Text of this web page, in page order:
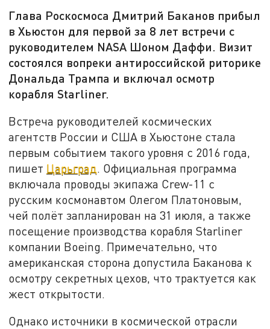
Глава Роскосмоса Дмитрий Баканов прибыл
в Хьюстон для первой за 8 лет встречи с
руководителем NASA Шоном Даффи. Визит
состоялся вопреки антироссийской риторике
Дональда Трампа и включал осмотр
корабля Starliner.
Встреча руководителей космических
агентств России и США в Хьюстоне стала
первым событием такого уровня с 2016 года,
пишет Царьград. Официальная программа
включала проводы экипажа Crew-11 с
русским космонавтом Олегом Платоновым,
чей полёт запланирован на 31 июля, а также
посещение производства корабля Starliner
компании Boeing. Примечательно, что
американская сторона допустила Баканова к
осмотру секретных цехов, что трактуется как
жест открытости.
Однако источники в космической отрасли